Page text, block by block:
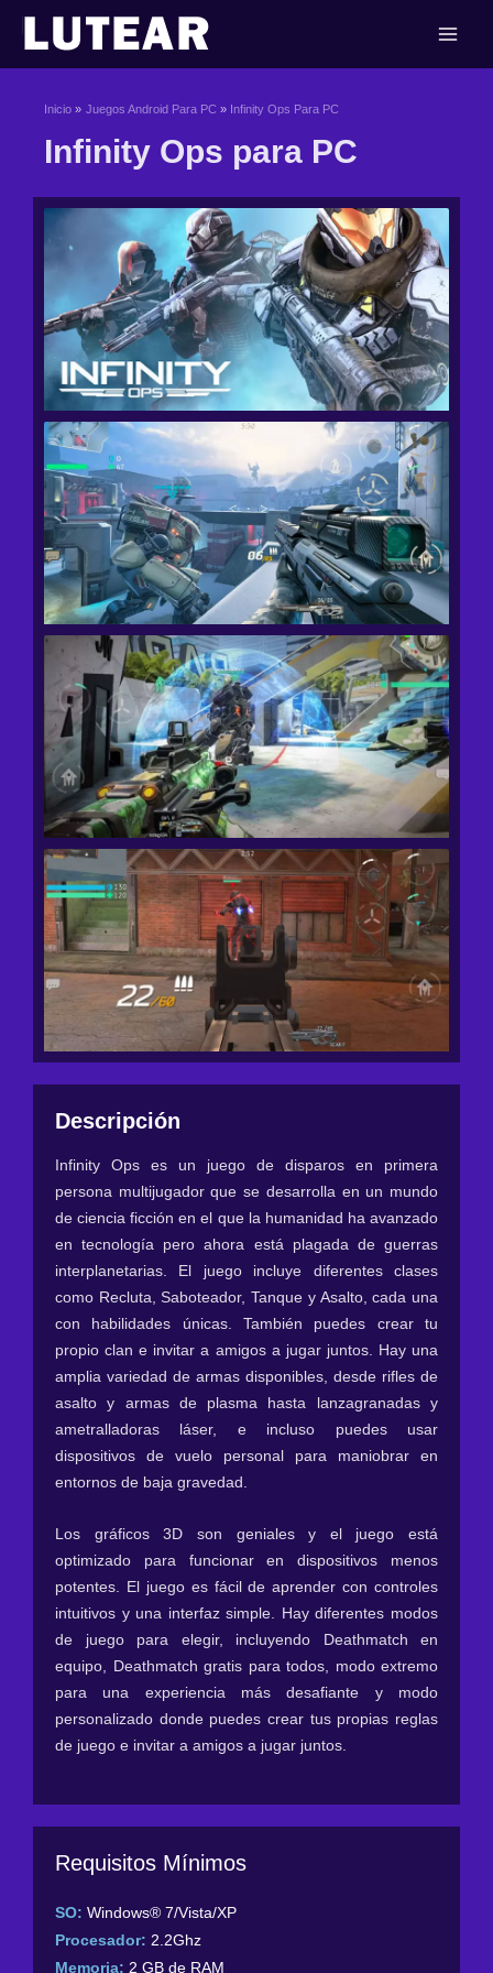
contenido
Inicio Juegos Android Para PC Infinity Ops Para PC
Infinity Ops para PC
Descripción
Infinity Ops es un juego de disparos en primera
persona multijugador que se desarrolla en un mundo
de ciencia ficción en el que la humanidad ha avanzado
en tecnología pero ahora está plagada de guerras
interplanetarias. El juego incluye diferentes clases
como Recluta, Saboteador, Tanque y Asalto, cada una
con habilidades únicas. También puedes crear tu
propio clan e invitar a amigos a jugar juntos. Hay una
amplia variedad de armas disponibles, desde rifles de
asalto y armas de plasma hasta lanzagranadas y
ametralladoras láser, e incluso puedes usar
dispositivos de vuelo personal para maniobrar en
entornos de baja gravedad.
Los gráficos 3D son geniales y el juego está
optimizado para funcionar en dispositivos menos
potentes. El juego es fácil de aprender con controles
intuitivos y una interfaz simple. Hay diferentes modos
de juego para elegir, incluyendo Deathmatch en
equipo, Deathmatch gratis para todos, modo extremo
para una experiencia más desafiante y modo
personalizado donde puedes crear tus propias reglas
de juego e invitar a amigos a jugar juntos.
Requisitos Mínimos
SO: Windows® 7/Vista/XP
Procesador: 2.2Ghz
Memoria: 2 GB de RAM